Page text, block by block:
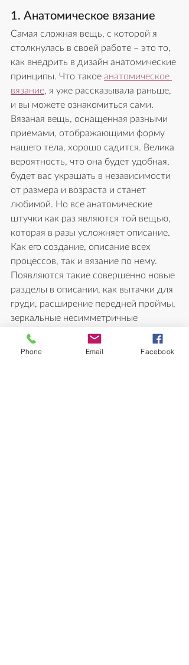
1. Анатомическое вязание
Самая сложная вещь, с которой я
столкнулась в своей работе – это то,
как внедрить в дизайн анатомические
принципы. Что такое анатомическое
вязание, я уже рассказывала раньше,
и вы можете ознакомиться сами.
Вязаная вещь, оснащенная разными
приемами, отображающими форму
нашего тела, хорошо садится. Велика
вероятность, что она будет удобная,
будет вас украшать в независимости
от размера и возраста и станет
любимой. Но все анатомические
штучки как раз являются той вещью,
которая в разы усложняет описание.
Как его создание, описание всех
процессов, так и вязание по нему.
Появляются такие совершенно новые
разделы в описании, как вытачки для
груди, расширение передней проймы,
зеркальные несимметричные
проймы, окаты и другое. И все равно
не все так гладко. Описания
Phone Email Facebook